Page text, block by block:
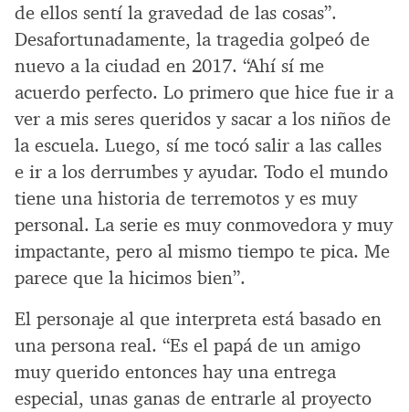
de ellos sentí la gravedad de las cosas”.
Desafortunadamente, la tragedia golpeó de
nuevo a la ciudad en 2017. “Ahí sí me
acuerdo perfecto. Lo primero que hice fue ir a
ver a mis seres queridos y sacar a los niños de
la escuela. Luego, sí me tocó salir a las calles
e ir a los derrumbes y ayudar. Todo el mundo
tiene una historia de terremotos y es muy
personal. La serie es muy conmovedora y muy
impactante, pero al mismo tiempo te pica. Me
parece que la hicimos bien”.
El personaje al que interpreta está basado en
una persona real. “Es el papá de un amigo
muy querido entonces hay una entrega
especial, unas ganas de entrarle al proyecto